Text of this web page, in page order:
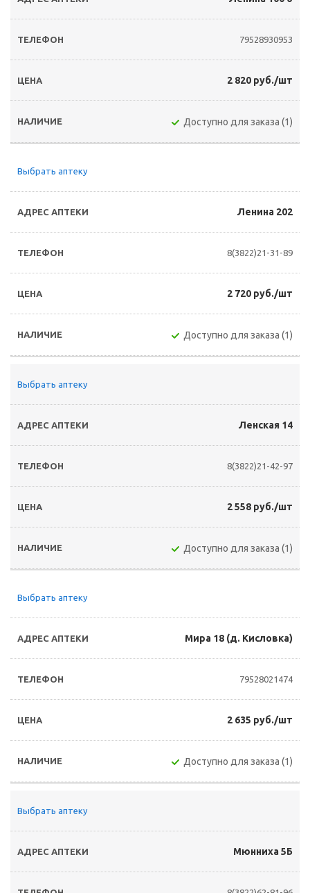
79528930953
2 820 руб./шт
Доступно для заказа (1)
Выбрать аптеку
Ленина 202
8(3822)21-31-89
2 720 руб./шт
Доступно для заказа (1)
Выбрать аптеку
Ленская 14
8(3822)21-42-97
2 558 руб./шт
Доступно для заказа (1)
Выбрать аптеку
Мира 18 (д. Кисловка)
79528021474
2 635 руб./шт
Доступно для заказа (1)
Выбрать аптеку
Мюнниха 5Б